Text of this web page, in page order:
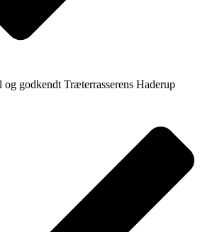
og godkendt Træterrasserens Haderup